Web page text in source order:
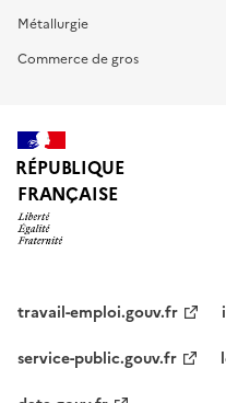
Métallurgie
Commerce de gros
RÉPUBLIQUE
FRANÇAISE
travail-emploi.gouv.fr
service-public.gouv.fr